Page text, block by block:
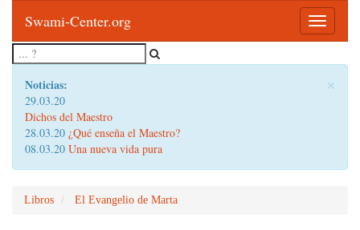
Toggle
Swami-Center.org
×
Noticias:
29.03.20
Dichos del Maestro
28.03.20 ¿Qué enseña el Maestro?
08.03.20 Una nueva vida pura
Libros El Evangelio de Marta